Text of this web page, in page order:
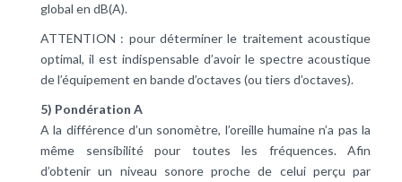
global en dB(A).
ATTENTION : pour déterminer le traitement acoustique
optimal, il est indispensable d’avoir le spectre acoustique
de l’équipement en bande d’octaves (ou tiers d’octaves).
5) Pondération A
A la différence d’un sonomètre, l’oreille humaine n’a pas la
même sensibilité pour toutes les fréquences. Afin
d’obtenir un niveau sonore proche de celui perçu par